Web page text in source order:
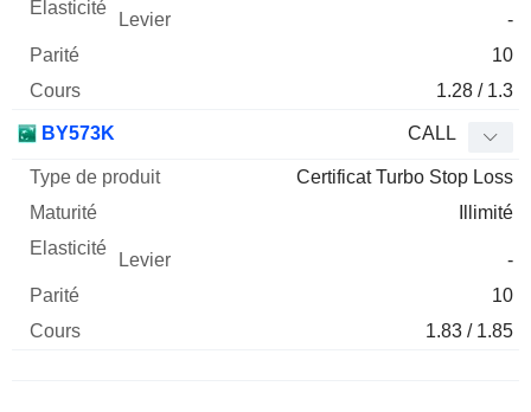
-
10
1.28 / 1.3
BY573K CALL
Certificat Turbo Stop Loss
Illimité
-
10
1.83 / 1.85